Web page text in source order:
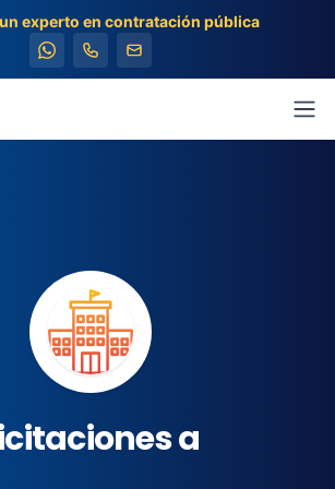
experto en contratación pública
a